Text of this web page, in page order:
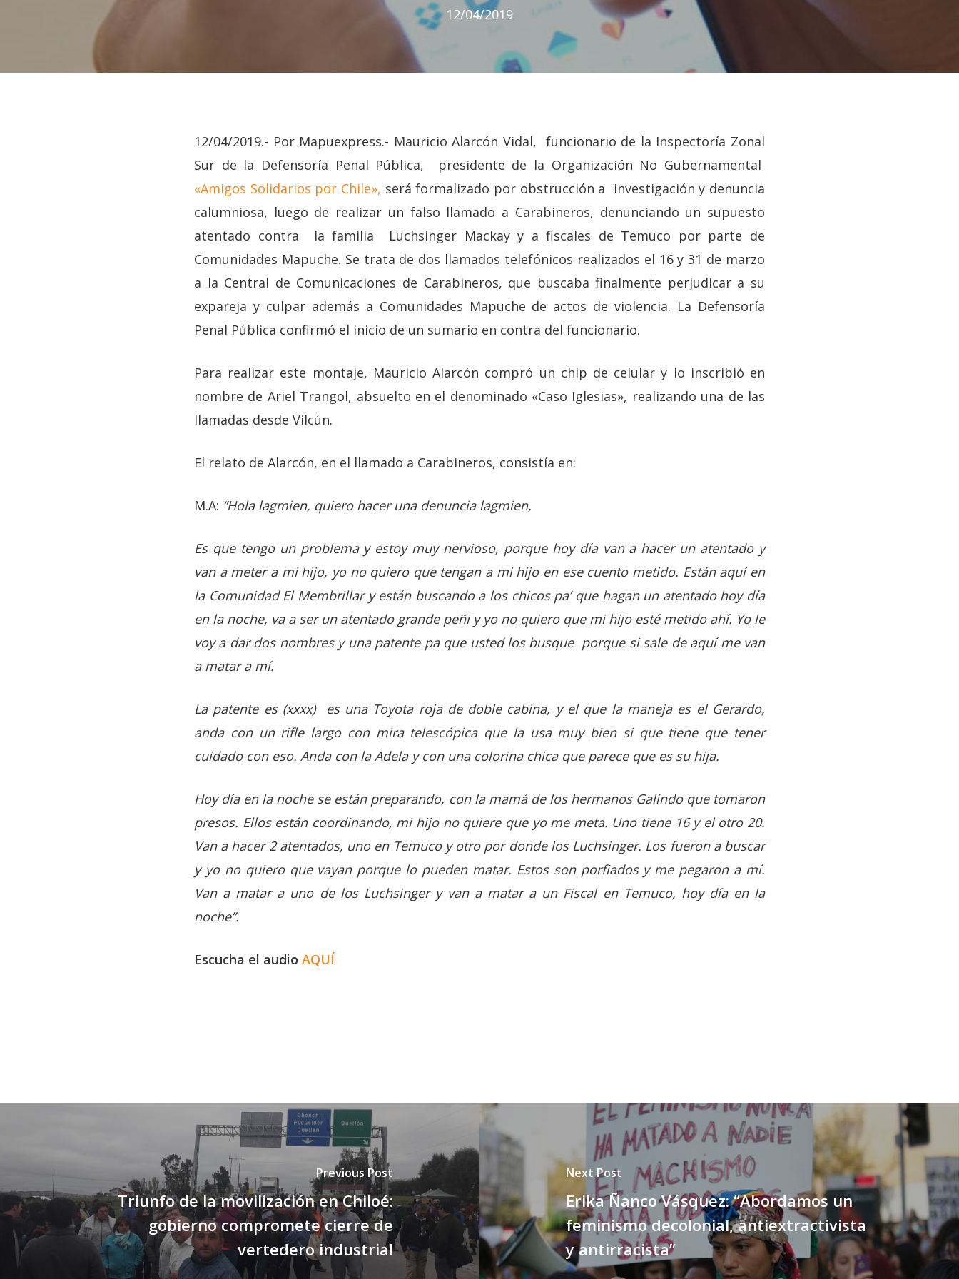
Hit enter to search or ESC to close
12/04/2019
12/04/2019.- Por Mapuexpress.- Mauricio Alarcón Vidal, funcionario de la Inspectoría Zonal
Sur de la Defensoría Penal Pública, presidente de la Organización No Gubernamental
«Amigos Solidarios por Chile», será formalizado por obstrucción a investigación y denuncia
calumniosa, luego de realizar un falso llamado a Carabineros, denunciando un supuesto
atentado contra la familia Luchsinger Mackay y a fiscales de Temuco por parte de
Comunidades Mapuche. Se trata de dos llamados telefónicos realizados el 16 y 31 de marzo
a la Central de Comunicaciones de Carabineros, que buscaba finalmente perjudicar a su
expareja y culpar además a Comunidades Mapuche de actos de violencia. La Defensoría
Penal Pública confirmó el inicio de un sumario en contra del funcionario.
Para realizar este montaje, Mauricio Alarcón compró un chip de celular y lo inscribió en
nombre de Ariel Trangol, absuelto en el denominado «Caso Iglesias», realizando una de las
llamadas desde Vilcún.
El relato de Alarcón, en el llamado a Carabineros, consistía en:
M.A: “Hola lagmien, quiero hacer una denuncia lagmien,
Es que tengo un problema y estoy muy nervioso, porque hoy día van a hacer un atentado y
van a meter a mi hijo, yo no quiero que tengan a mi hijo en ese cuento metido. Están aquí en
la Comunidad El Membrillar y están buscando a los chicos pa’ que hagan un atentado hoy día
en la noche, va a ser un atentado grande peñi y yo no quiero que mi hijo esté metido ahí. Yo le
voy a dar dos nombres y una patente pa que usted los busque porque si sale de aquí me van
a matar a mí.
La patente es (xxxx) es una Toyota roja de doble cabina, y el que la maneja es el Gerardo,
anda con un rifle largo con mira telescópica que la usa muy bien si que tiene que tener
cuidado con eso. Anda con la Adela y con una colorina chica que parece que es su hija.
Hoy día en la noche se están preparando, con la mamá de los hermanos Galindo que tomaron
presos. Ellos están coordinando, mi hijo no quiere que yo me meta. Uno tiene 16 y el otro 20.
Van a hacer 2 atentados, uno en Temuco y otro por donde los Luchsinger. Los fueron a buscar
y yo no quiero que vayan porque lo pueden matar. Estos son porfiados y me pegaron a mí.
Van a matar a uno de los Luchsinger y van a matar a un Fiscal en Temuco, hoy día en la
noche”.
Escucha el audio AQUÍ
Previous Post
Triunfo de la movilización en Chiloé:
gobierno compromete cierre de
vertedero industrial
Next Post
Erika Ñanco Vásquez: “Abordamos un
feminismo decolonial, antiextractivista
y antirracista”